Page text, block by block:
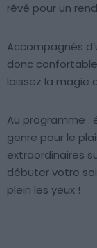
rêvé pour un
Accompagnés
donc
laissez la magie
Au programme :
genre pour le
extraordinaires
débuter votre
plein les yeux !